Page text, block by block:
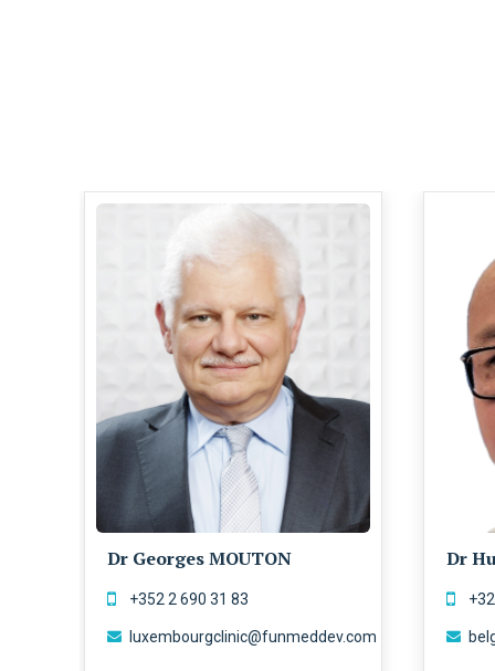
Dr Georges MOUTON
‭+352 2 690 31 83‬
luxembourgclinic@funmeddev.com
Dr